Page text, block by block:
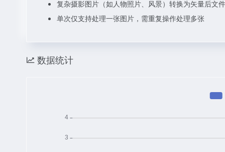
复杂摄影图片（如人物照片、风景）转换为矢量后文
单次仅支持处理一张图片，需重复操作处理多张
数据统计